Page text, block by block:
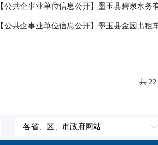
【公共企事业单位信息公开】墨玉县碧泉水务
【公共企事业单位信息公开】墨玉县金园出租
共 22
各省、区、市政府网站